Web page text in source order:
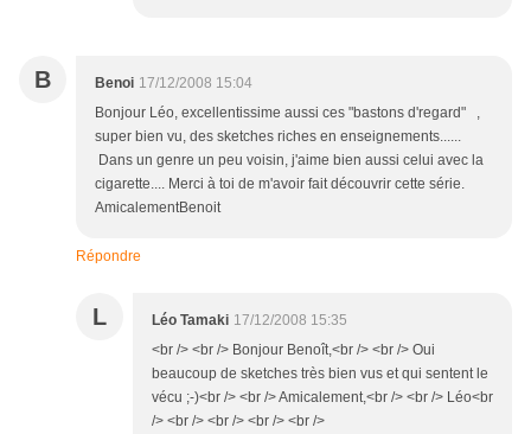
B Benoi 17/12/2008 15:04
Bonjour Léo, excellentissime aussi ces "bastons d'regard" ,
super bien vu, des sketches riches en enseignements......
Dans un genre un peu voisin, j'aime bien aussi celui avec la
cigarette.... Merci à toi de m'avoir fait découvrir cette série.
AmicalementBenoit
Répondre
L Léo Tamaki 17/12/2008 15:35
<br /> <br /> Bonjour Benoît,<br /> <br /> Oui
beaucoup de sketches très bien vus et qui sentent le
vécu ;-)<br /> <br /> Amicalement,<br /> <br /> Léo<br
/> <br /> <br /> <br /> <br />